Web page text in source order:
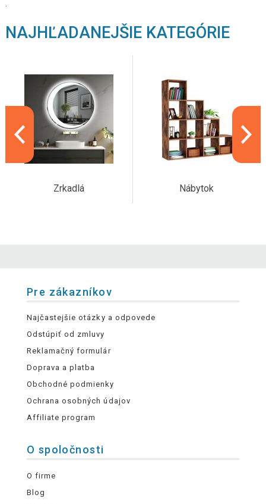
NAJHĽADANEJŠIE KATEGÓRIE
Zrkadlá Nábytok
Pre zákazníkov
Najčastejšie otázky a odpovede
Odstúpiť od zmluvy
Reklamačný formulár
Doprava a platba
Obchodné podmienky
Ochrana osobných údajov
Affiliate program
O spoločnosti
O firme
Blog